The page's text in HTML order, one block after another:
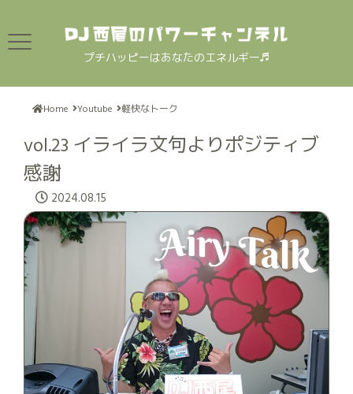
プチハッピーはあなたのエネルギー♬
Home Youtube 軽快なトーク
vol.23 イライラ文句よりポジティブ
感謝
2024.08.15